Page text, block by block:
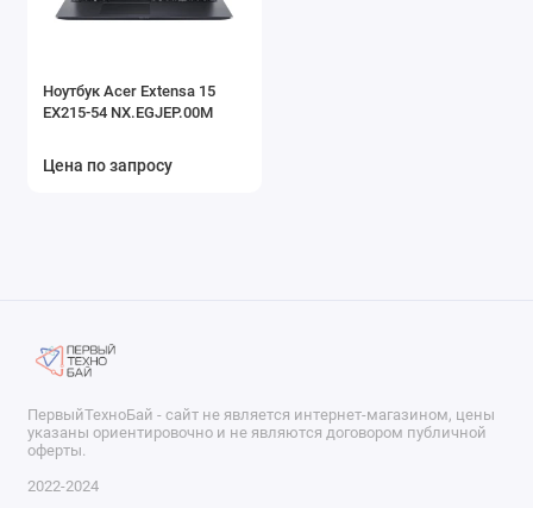
Ноутбук Acer Extensa 15
EX215-54 NX.EGJEP.00M
Цена по запросу
ПервыйТехноБай - сайт не является интернет-магазином, цены
указаны ориентировочно и не являются договором публичной
оферты.
2022-2024